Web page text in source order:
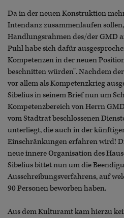
Da in der neuen Konstruktion
Intendanz zusammenlaufen
Handlungsrahmen des/der GMD
Puhl habe sich dafür
Kompetenzen in der neuen
beschnitten würden". Nachdem
vor allem als Kompetenzkrieg
Sibelius in seinem Brief nun um
Kompetenzbereich von Herrn
vom Stadtrat beschlossenen
unterliegt, die auch in der
Einschränkungen erfahren wird!
neue innere Organisation des
Sibelius bittet nun um die
Ausschreibungsverfahrens, auf
90 Personen beworben haben.
Aus dem Kulturamt kam hierzu